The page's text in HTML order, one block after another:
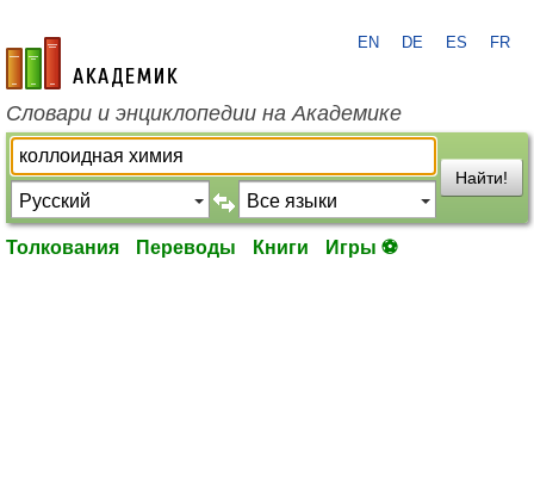
academic.ru
EN DE ES FR
Словари и энциклопедии на Академике
Найти!
Толкования Переводы Книги Игры ⚽